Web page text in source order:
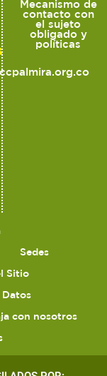
Mecanismo de
contacto con
el sujeto
obligado y
políticas
Sedes
Sitio
Datos
con nosotros